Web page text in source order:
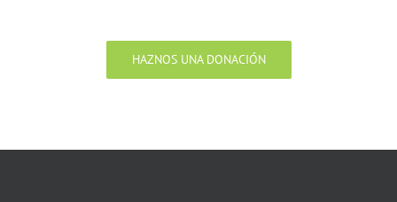
HAZNOS UNA DONACIÓN